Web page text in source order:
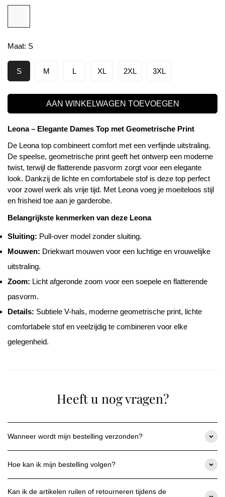
Maat: S
S M L XL 2XL 3XL
AAN WINKELWAGEN TOEVOEGEN
Leona – Elegante Dames Top met Geometrische Print
De Leona top combineert comfort met een verfijnde uitstraling.
De speelse, geometrische print geeft het ontwerp een moderne
twist, terwijl de flatterende pasvorm zorgt voor een elegante
look. Dankzij de lichte en comfortabele stof is deze top perfect
voor zowel werk als vrije tijd. Met Leona voeg je moeiteloos stijl
en frisheid toe aan je garderobe.
Belangrijkste kenmerken van deze Leona
Sluiting: Pull-over model zonder sluiting.
Mouwen: Driekwart mouwen voor een luchtige en vrouwelijke
uitstraling.
Zoom: Licht afgeronde zoom voor een soepele en flatterende
pasvorm.
Details: Subtiele V-hals, moderne geometrische print, lichte
comfortabele stof en veelzijdig te combineren voor elke
gelegenheid.
Heeft u nog vragen?
Wanneer wordt mijn bestelling verzonden?
Zodra uw betaling is bevestigd, hebben we 1-2 werkdagen nodig
Zodra uw bestelling verzonden is, ontvangt u een
verzendbevestiging per e-mail met een trackingnummer, zodat u
de status van uw levering op elk moment kunt volgen.
Hoe kan ik mijn bestelling volgen?
trackinginformatie, zodat u op elk moment de huidige status van
Kan ik de artikelen ruilen of retourneren tijdens de